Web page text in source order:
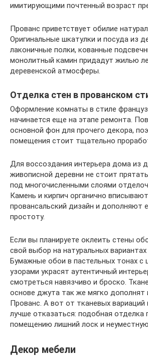
имитирующими почтенный возраст
Прованс приветствует обилие
Оригинальные шкатулки и посуда из
лаконичные полки, кованные
монолитный камин придадут жилью
деревенской атмосферы.
Отделка стен в прованском
Оформление комнаты в стиле
начинается еще на этапе ремонта.
основной фон для прочего декора,
помещения стоит тщательно
Для воссоздания интерьера дома из
живописной деревни не стоит
под многочисленными слоями
Камень и кирпич органично
провансальский дизайн и дополняют
простоту.
Если вы планируете оклеить стены
свой выбор на натуральных
Бумажные обои в пастельных тонах с
узорами украсят аутентичный
смотреться навязчиво и броско.
основе джута так же мягко дополнят
Прованс. А вот от тканевых вариаций
лучше отказаться: подобная отделка
помещению лишний лоск и
Декор мебели